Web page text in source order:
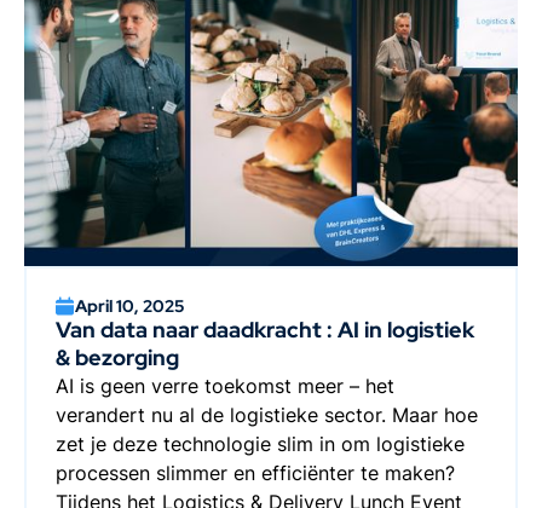
April 10, 2025
Van data naar daadkracht : AI in logistiek
& bezorging
AI is geen verre toekomst meer – het
verandert nu al de logistieke sector. Maar hoe
zet je deze technologie slim in om logistieke
processen slimmer en efficiënter te maken?
Tijdens het Logistics & Delivery Lunch Event